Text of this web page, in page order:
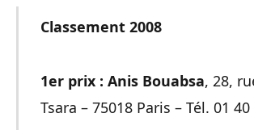
Classement 2008
1er prix : Anis Bouabsa, 28,
Tsara – 75018 Paris – Tél. 01